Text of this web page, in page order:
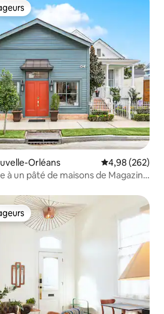
les plus appréciés
Orléans Évaluation
4,98 (262)
à un pâté de maisons de Magazine
les plus appréciés